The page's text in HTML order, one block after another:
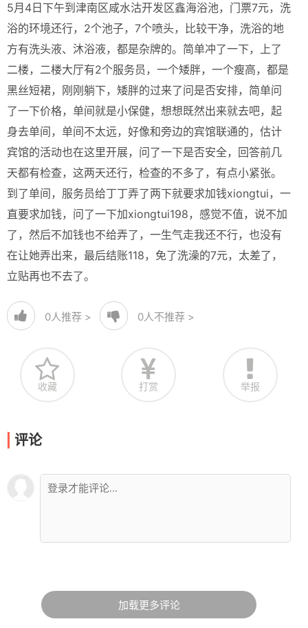
5月4日下午到津南区咸水沽开发区鑫海浴池，门票7元，洗
浴的环境还行，2个池子，7个喷头，比较干净，洗浴的地
方有洗头液、沐浴液，都是杂牌的。简单冲了一下，上了
二楼，二楼大厅有2个服务员，一个矮胖，一个瘦高，都是
黑丝短裙，刚刚躺下，矮胖的过来了问是否安排，简单问
了一下价格，单间就是小保健，想想既然出来就去吧，起
身去单间，单间不太远，好像和旁边的宾馆联通的，估计
宾馆的活动也在这里开展，问了一下是否安全，回答前几
天都有检查，这两天还行，检查的不多了，有点小紧张。
到了单间，服务员给丁丁弄了两下就要求加钱xiongtui，一
直要求加钱，问了一下加xiongtui198，感觉不值，说不加
了，然后不加钱也不给弄了，一生气走我还不行，也没有
在让她弄出来，最后结账118，免了洗澡的7元，太差了，
立贴再也不去了。
0人推荐 > 0人不推荐 >
收藏 打赏 举报
评论
加载更多评论